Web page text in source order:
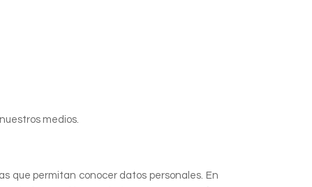
medios.
que permitan conocer datos personales. En